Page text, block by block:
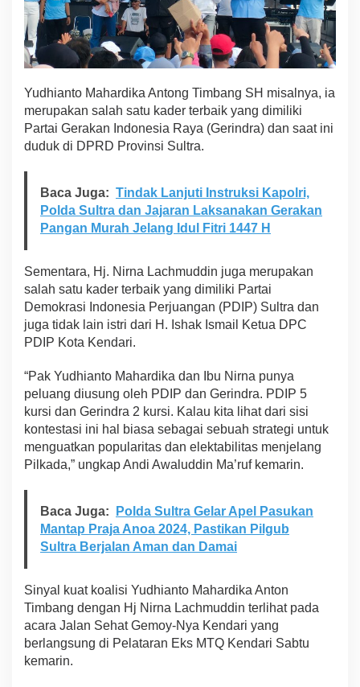
n
P
i
l
l
i
K
e
n
d
Yudhianto Mahardika Antong Timbang SH misalnya, ia
merupakan salah satu kader terbaik yang dimiliki
Partai Gerakan Indonesia Raya (Gerindra) dan saat ini
duduk di DPRD Provinsi Sultra.
Baca Juga: Tindak Lanjuti Instruksi Kapolri,
Polda Sultra dan Jajaran Laksanakan Gerakan
Pangan Murah Jelang Idul Fitri 1447 H
Sementara, Hj. Nirna Lachmuddin juga merupakan
salah satu kader terbaik yang dimiliki Partai
Demokrasi Indonesia Perjuangan (PDIP) Sultra dan
juga tidak lain istri dari H. Ishak Ismail Ketua DPC
PDIP Kota Kendari.
“Pak Yudhianto Mahardika dan Ibu Nirna punya
peluang diusung oleh PDIP dan Gerindra. PDIP 5
kursi dan Gerindra 2 kursi. Kalau kita lihat dari sisi
kontestasi ini hal biasa sebagai sebuah strategi untuk
menguatkan popularitas dan elektabilitas menjelang
Pilkada,” ungkap Andi Awaluddin Ma’ruf kemarin.
Baca Juga:
Polda Sultra Gelar Apel Pasukan
Mantap Praja Anoa 2024, Pastikan Pilgub
Sultra Berjalan Aman dan Damai
Sinyal kuat koalisi Yudhianto Mahardika Anton
Timbang dengan Hj Nirna Lachmuddin terlihat pada
acara Jalan Sehat Gemoy-Nya Kendari yang
berlangsung di Pelataran Eks MTQ Kendari Sabtu
kemarin.